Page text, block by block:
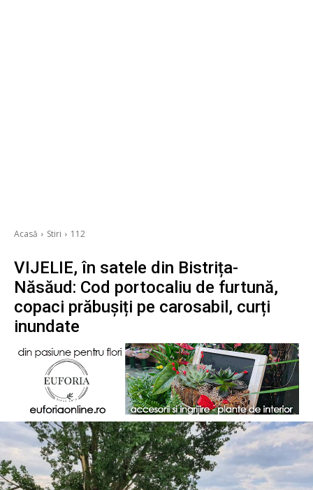
Acasă Stiri 112
VIJELIE, în satele din Bistrița-
Năsăud: Cod portocaliu de furtună,
copaci prăbușiți pe carosabil, curți
inundate